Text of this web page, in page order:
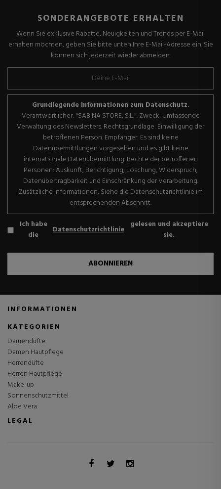
SONDERANGEBOTE ERHALTEN
Wenn Sie exklusive Rabatte, Neuigkeiten und Trends per E-Mail
erhalten möchten, geben Sie bitte unten Ihre E-Mail-Adresse ein. Sie
können sich jederzeit wieder abmelden.
Grundlegende Informationen zum Datenschutz.
Verantwortlicher: "SABINA STORE, S.L.". Zweck: Umfassende
Verwaltung des Newsletters. Rechtsgrundlage: Einwilligung der
betroffenen Person. Empfänger: Es sind keine
Datenübermittlungen vorgesehen und es gibt keine
internationale Datenübermittlung. Rechte der betroffenen
Personen: Auskunft, Berichtigung, Löschung, Widerspruch,
Datenübertragbarkeit und Einschränkung der Verarbeitung.
Zusätzliche Informationen: Siehe die Datenschutzrichtlinie im
entsprechenden Abschnitt.
Ich habe
die
Datenschutzrichtlinie gelesen und akzeptiere
sie.
ABONNIEREN
INFORMATIONEN
KATEGORIEN
Damendüfte
Damen Hautpflege
Herrendüfte
Herren Hautpflege
Make-up
Sonnenschutzmittel
Aloe Vera
LEGAL